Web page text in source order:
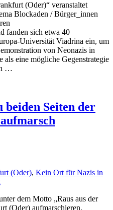
(Oder)“ veranstaltet
Blockaden / Bürger_innen
fanden sich etwa 40
Universität Viadrina ein, um
von Neonazis in
eine mögliche Gegenstrategie
…
Seiten der
(Oder), Kein Ort für Nazis in
dem Motto „Raus aus der
(Oder) aufmarschieren.